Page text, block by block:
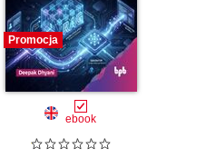
Promocja
ebook